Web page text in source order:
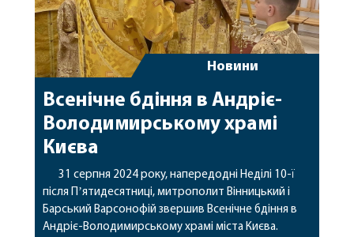
Новини
Всенічне бдіння в Андріє-
Володимирському храмі
Києва
31 серпня 2024 року, напередодні Неділі 10-ї
після Пʼятидесятниці, митрополит Вінницький і
Барський Варсонофій звершив Всенічне бдіння в
Андріє-Володимирському храмі міста Києва.